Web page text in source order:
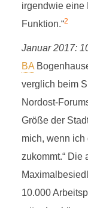
irgendwie eine
Funktion.“2
Januar 2017:
BA
verglich beim
Nordost-
Größe der
mich, wenn ich
zukommt.“
10.000